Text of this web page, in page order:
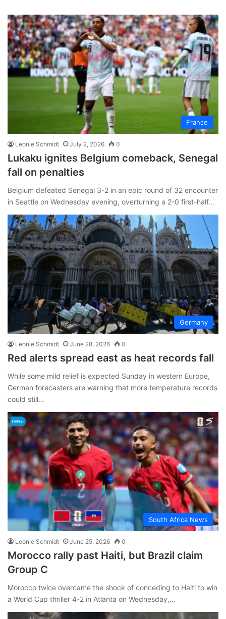
France
Leonie Schmidt July 2, 2026 0
Lukaku ignites Belgium comeback, Senegal
fall on penalties
Belgium defeated Senegal 3-2 in an epic round of 32 encounter
in Seattle on Wednesday evening, overturning a 2-0 first-half…
Germany
Leonie Schmidt June 28, 2026 0
Red alerts spread east as heat records fall
While some mild relief is expected Sunday in western Europe,
German forecasters are warning that more temperature records
could still…
South Africa News
Leonie Schmidt June 25, 2026 0
Morocco rally past Haiti, but Brazil claim
Group C
Morocco twice overcame the shock of conceding to Haiti to win
a World Cup thriller 4-2 in Atlanta on Wednesday,…